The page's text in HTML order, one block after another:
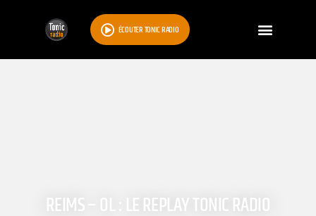
ÉCOUTER TONIC RADIO
REIMS – OL : LE REPLAY TONIC RADIO